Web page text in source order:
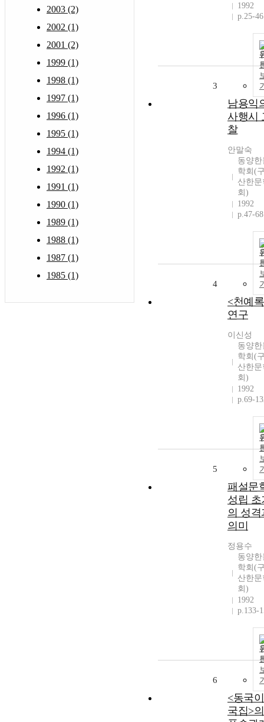
2003 (2)
2002 (1)
2001 (2)
1999 (1)
1998 (1)
1997 (1)
1996 (1)
1995 (1)
1994 (1)
1992 (1)
1991 (1)
1990 (1)
1989 (1)
1988 (1)
1987 (1)
1985 (1)
1992
p.25-46
3
남용익
사행시
찰
안말숙
동양한
학회(
산한문
회)
1992
p.47-68
4
<천예
연구
이신성
동양한
학회(
산한문
회)
1992
p.69-
5
패설문
성립 초
의 성격
의미
정용수
동양한
학회(
산한문
회)
1992
p.133-
6
<동국
국집>의